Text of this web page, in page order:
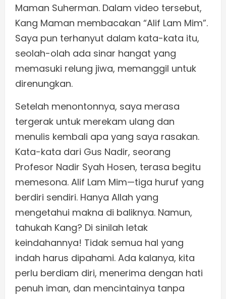
Maman Suherman. Dalam video tersebut,
Kang Maman membacakan “Alif Lam Mim”.
Saya pun terhanyut dalam kata-kata itu,
seolah-olah ada sinar hangat yang
memasuki relung jiwa, memanggil untuk
direnungkan.
Setelah menontonnya, saya merasa
tergerak untuk merekam ulang dan
menulis kembali apa yang saya rasakan.
Kata-kata dari Gus Nadir, seorang
Profesor Nadir Syah Hosen, terasa begitu
memesona. Alif Lam Mim—tiga huruf yang
berdiri sendiri. Hanya Allah yang
mengetahui makna di baliknya. Namun,
tahukah Kang? Di sinilah letak
keindahannya! Tidak semua hal yang
indah harus dipahami. Ada kalanya, kita
perlu berdiam diri, menerima dengan hati
penuh iman, dan mencintainya tanpa